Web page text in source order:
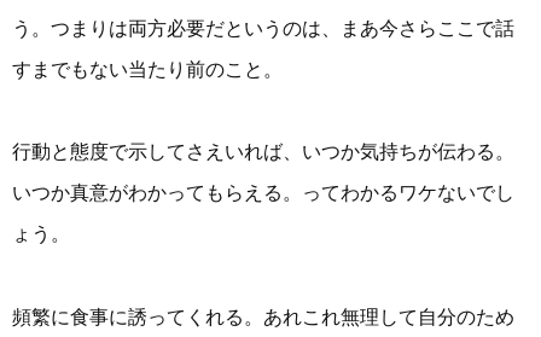
う。つまりは両方必要だというのは、まあ今さらここで話
すまでもない当たり前のこと。
行動と態度で示してさえいれば、いつか気持ちが伝わる。
いつか真意がわかってもらえる。ってわかるワケないでし
ょう。
頻繁に食事に誘ってくれる。あれこれ無理して自分のため